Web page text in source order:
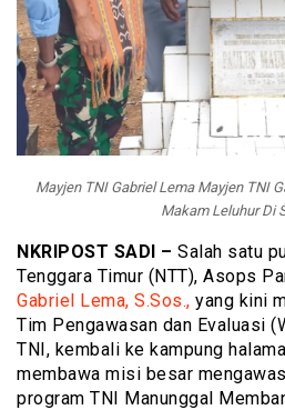
Mayjen TNI Gabriel Lema Mayjen TNI
Makam Leluhur Di
NKRIPOST SADI – Salah satu
Tenggara Timur (NTT), Asops
Gabriel Lema, S.Sos., yang kini
Tim Pengawasan dan Evaluasi
TNI, kembali ke kampung
membawa misi besar
program TNI Manunggal